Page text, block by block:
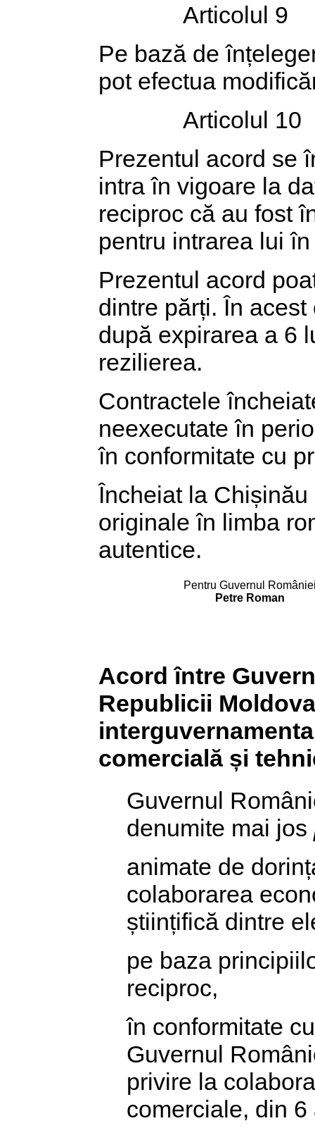
Articolul 9
Pe bază de
pot efectua
Articolul 10
Prezentul acord se
intra în vigoare la
reciproc că au fost
pentru intrarea lui
Prezentul acord
dintre părți. În
după expirarea a 6
rezilierea.
Contractele
neexecutate în
în conformitate cu
Încheiat la
originale în limba
autentice.
Pentru Guvernul
Petre Roman
Acord între
Republicii
comercială și
Guvernul
denumite mai jos
animate de
colaborarea
științifică dintre
pe baza
reciproc,
în conformitate
Guvernul
privire la
comerciale, din